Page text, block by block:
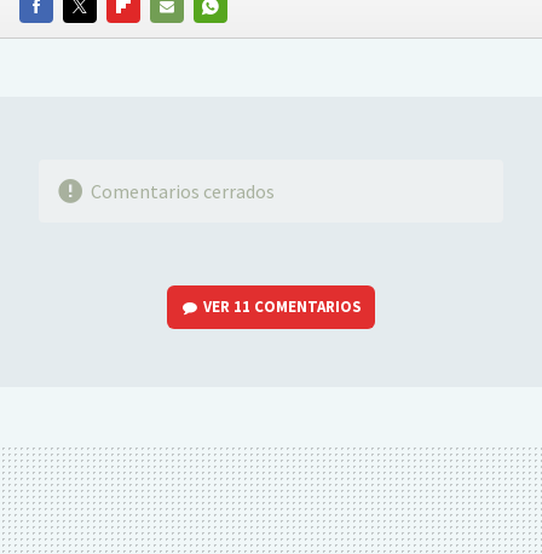
FACEBOOKTWITTERFLIPBOARD
E-
WHATSAPP
Comentarios cerrados
VER 11 COMENTARIOS